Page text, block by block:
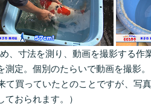
、寸法を測り、動画を撮影する作
定。個別のたらいで動画を撮影。
て買っていたとのことですが、写
おられます。）